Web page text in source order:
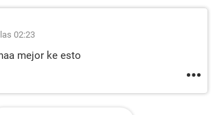
02:23
mejor ke esto